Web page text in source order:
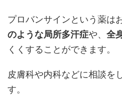
プロバンサインという薬は
のような局所多汗症や、 全
くくすることができます。
皮膚科や内科などに相談を
す。